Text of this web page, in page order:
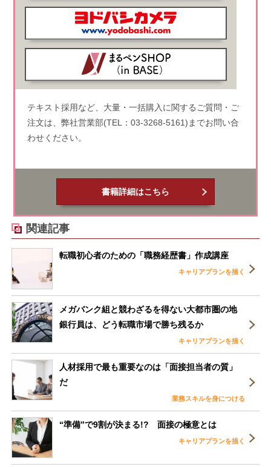
テキスト採用など、大量・一括購入に関するご質問・ご
注文は、弊社営業部(TEL：03-3268-5161)までお問い合
わせください。
書籍詳細はこちら
関連記事
転職初心者のための「職務経歴書」作成講座
キャリアプランを描く
メガバンク組と競わざるを得ない大都市圏の地
銀行員は、どう転職市場で勝ち残るか
キャリアプランを描く
人材採用で最も重要なのは「面接担当者の質」
だ
業務スキルを身につける
“準備”で9割が決まる!? 面接の極意とは
キャリアプランを描く